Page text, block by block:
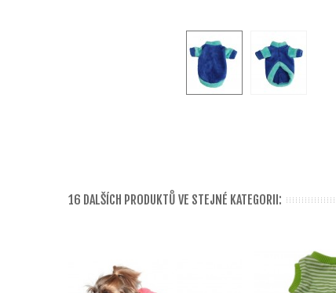
16 DALŠÍCH PRODUKTŮ VE STEJNÉ KATEGORII: